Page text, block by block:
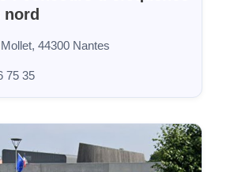
nord
44300 Nantes
75 35